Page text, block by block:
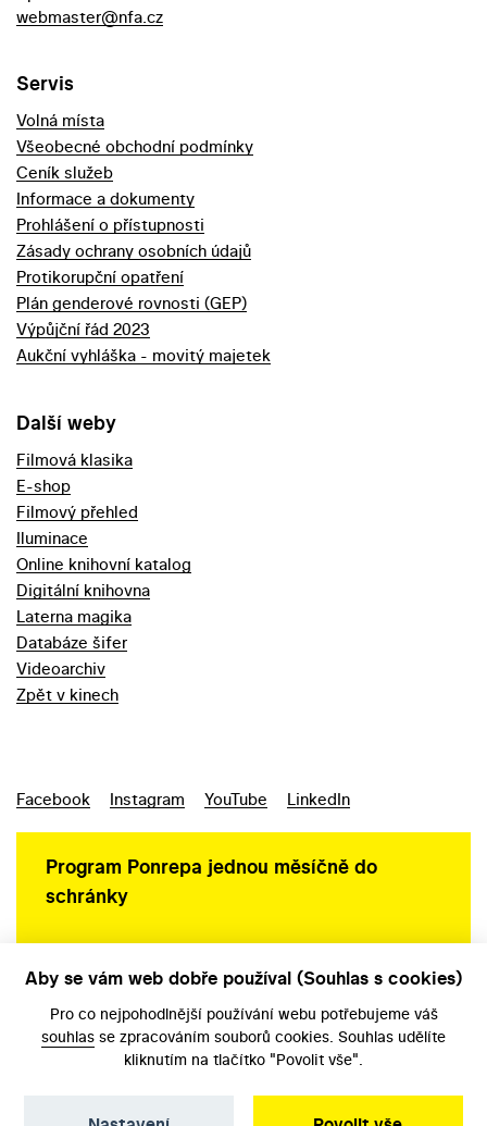
webmaster@nfa.cz
Servis
Volná místa
Všeobecné obchodní podmínky
Ceník služeb
Informace a dokumenty
Prohlášení o přístupnosti
Zásady ochrany osobních údajů
Protikorupční opatření
Plán genderové rovnosti (GEP)
Výpůjční řád 2023
Aukční vyhláška - movitý majetek
Další weby
Filmová klasika
E-shop
Filmový přehled
Iluminace
Online knihovní katalog
Digitální knihovna
Laterna magika
Databáze šifer
Videoarchiv
Zpět v kinech
Facebook Instagram YouTube LinkedIn
Program Ponrepa jednou měsíčně do
schránky
Aby se vám web dobře používal (Souhlas s cookies)
Pro co nejpohodlnější používání webu potřebujeme váš
souhlas se zpracováním souborů cookies. Souhlas udělíte
kliknutím na tlačítko "Povolit vše".